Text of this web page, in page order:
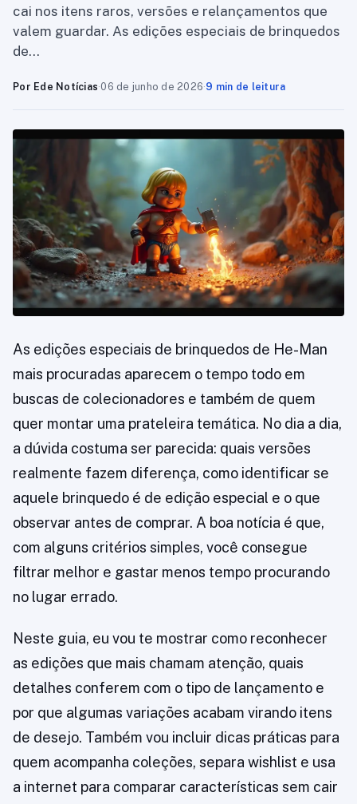
cai nos itens raros, versões e relançamentos que
valem guardar. As edições especiais de brinquedos
de…
Por Ede Notícias·06 de junho de 2026·9 min de leitura
As edições especiais de brinquedos de He-Man
mais procuradas aparecem o tempo todo em
buscas de colecionadores e também de quem
quer montar uma prateleira temática. No dia a dia,
a dúvida costuma ser parecida: quais versões
realmente fazem diferença, como identificar se
aquele brinquedo é de edição especial e o que
observar antes de comprar. A boa notícia é que,
com alguns critérios simples, você consegue
filtrar melhor e gastar menos tempo procurando
no lugar errado.
Neste guia, eu vou te mostrar como reconhecer
as edições que mais chamam atenção, quais
detalhes conferem com o tipo de lançamento e
por que algumas variações acabam virando itens
de desejo. Também vou incluir dicas práticas para
quem acompanha coleções, separa wishlist e usa
a internet para comparar características sem cair